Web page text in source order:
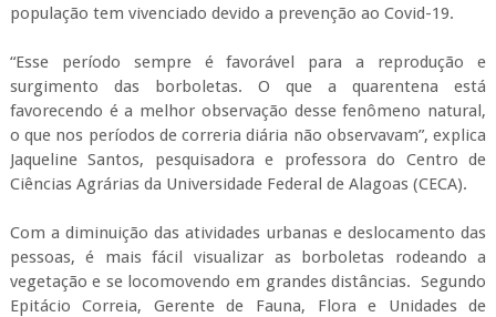
população tem vivenciado devido a prevenção ao Covid-19.
“Esse período sempre é favorável para a reprodução e
surgimento das borboletas. O que a quarentena está
favorecendo é a melhor observação desse fenômeno natural,
o que nos períodos de correria diária não observavam”, explica
Jaqueline Santos, pesquisadora e professora do Centro de
Ciências Agrárias da Universidade Federal de Alagoas (CECA).
Com a diminuição das atividades urbanas e deslocamento das
pessoas, é mais fácil visualizar as borboletas rodeando a
vegetação e se locomovendo em grandes distâncias. Segundo
Epitácio Correia, Gerente de Fauna, Flora e Unidades de